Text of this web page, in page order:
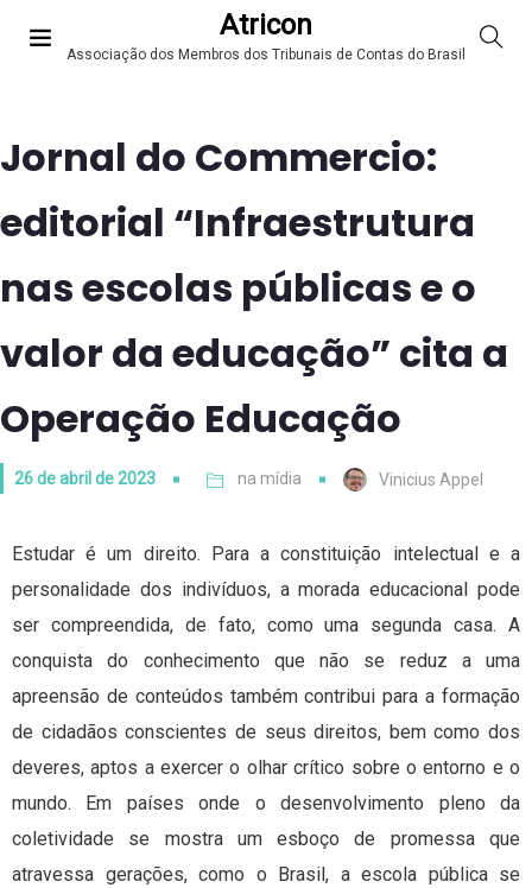
Atricon
Associação dos Membros dos Tribunais de Contas do Brasil
Jornal do Commercio:
editorial “Infraestrutura
nas escolas públicas e o
valor da educação” cita a
Operação Educação
26 de abril de 2023 na mídia Vinicius Appel
Estudar é um direito. Para a constituição intelectual e a
personalidade dos indivíduos, a morada educacional pode
ser compreendida, de fato, como uma segunda casa. A
conquista do conhecimento que não se reduz a uma
apreensão de conteúdos também contribui para a formação
de cidadãos conscientes de seus direitos, bem como dos
deveres, aptos a exercer o olhar crítico sobre o entorno e o
mundo. Em países onde o desenvolvimento pleno da
coletividade se mostra um esboço de promessa que
atravessa gerações, como o Brasil, a escola pública se